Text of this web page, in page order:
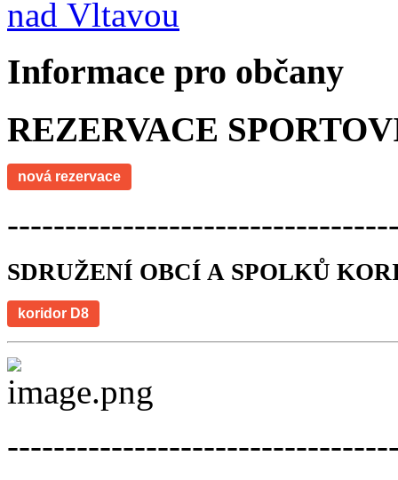
Informace pro občany
REZERVACE
nová rezervace
SDRUŽENÍ OBCÍ A SPOLKŮ
koridor D8